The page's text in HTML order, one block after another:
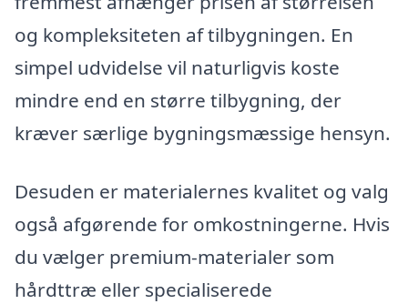
og kompleksiteten af tilbygningen. En
simpel udvidelse vil naturligvis koste
mindre end en større tilbygning, der
kræver særlige bygningsmæssige hensyn.
Desuden er materialernes kvalitet og valg
også afgørende for omkostningerne. Hvis
du vælger premium-materialer som
hårdttræ eller specialiserede